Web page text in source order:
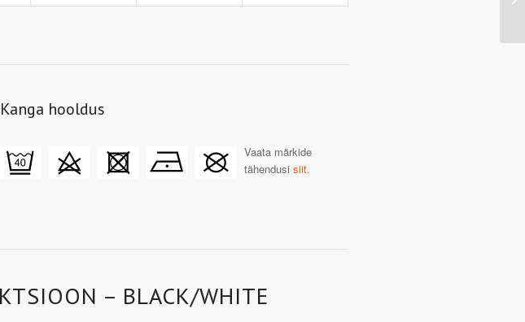
Kanga hooldus
Vaata märkide
tähendusisiit.
– BLACK/WHITE